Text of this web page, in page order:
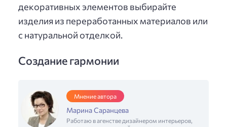
декоративных элементов выбирайте
изделия из переработанных материалов или
с натуральной отделкой.
Создание гармонии
Мнение автора
Марина Саранцева
Работаю в агенстве дизайнером интерьеров,